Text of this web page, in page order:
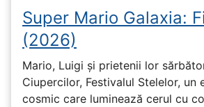
Super Mario Galaxia:
(2026)
Mario, Luigi și prietenii lor
Ciupercilor, Festivalul Stelelor, un
cosmic care luminează cerul cu